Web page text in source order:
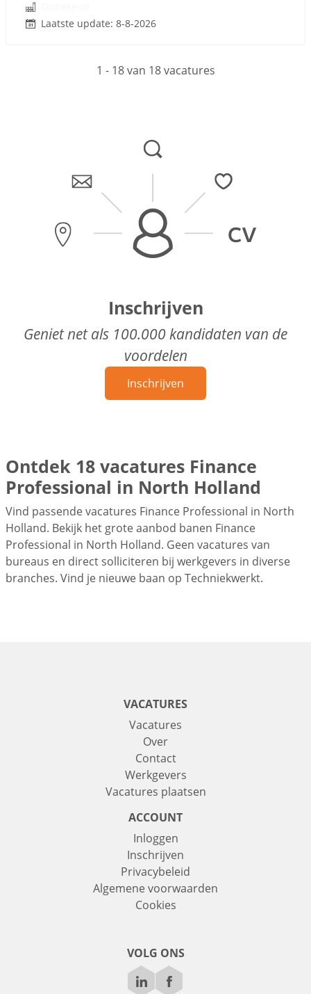
Laatste update: 8-8-2026
1 - 18 van 18 vacatures
Inschrijven
Geniet net als 100.000 kandidaten van de
voordelen
Inschrijven
Ontdek 18 vacatures Finance
Professional in North Holland
Vind passende vacatures Finance Professional in North
Holland. Bekijk het grote aanbod banen Finance
Professional in North Holland. Geen vacatures van
bureaus en direct solliciteren bij werkgevers in diverse
branches. Vind je nieuwe baan op Techniekwerkt.
VACATURES
Vacatures
Over
Contact
Werkgevers
Vacatures plaatsen
ACCOUNT
Inloggen
Inschrijven
Privacybeleid
Algemene voorwaarden
Cookies
VOLG ONS